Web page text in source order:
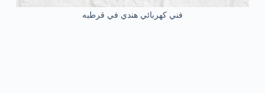
فني كهربائي هندي في قرطبه